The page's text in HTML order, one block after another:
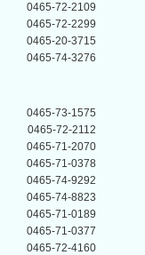
0465-72-2109
0465-72-2299
0465-20-3715
0465-74-3276
0465-73-1575
0465-72-2112
0465-71-2070
0465-71-0378
0465-74-9292
0465-74-8823
0465-71-0189
0465-71-0377
0465-72-4160